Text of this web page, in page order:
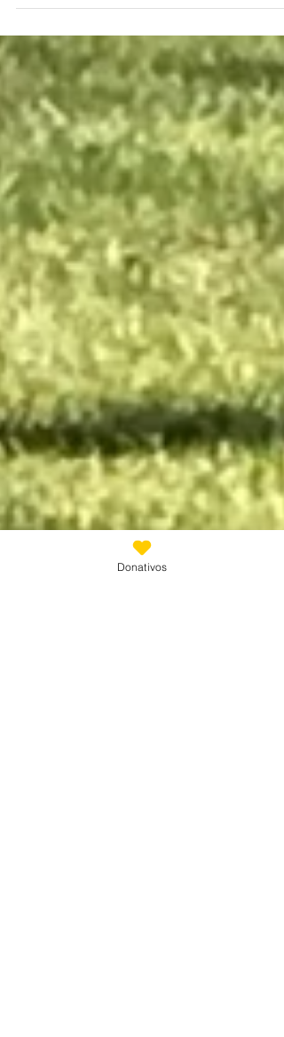
Sabiduría Diaria 21.02.2018
(FOTO: LAURENCE FREEMAN, BERE ISLAND,
Creo que así es como entiendo la vida
no tiene que ser vivida en el...
Donativos